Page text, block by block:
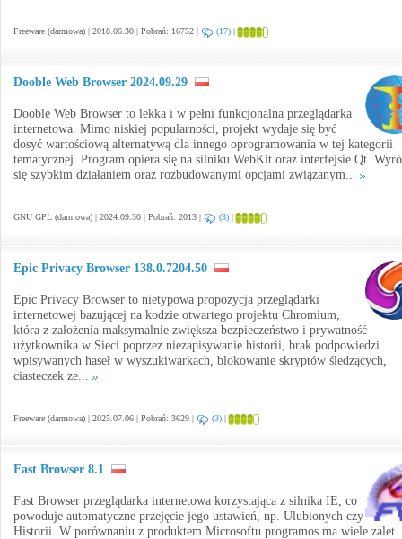
Freeware (darmowa) | 2018.06.30 | Pobrań: 16752 | (17) |
Dooble Web Browser 2024.09.29
Dooble Web Browser to lekka i w pełni funkcjonalna przeglądarka
internetowa. Mimo niskiej popularności, projekt wydaje się być
dosyć wartościową alternatywą dla innego oprogramowania w tej kategorii
tematycznej. Program opiera się na silniku WebKit oraz interfejsie Qt.
się szybkim działaniem oraz rozbudowanymi opcjami związanym...
GNU GPL (darmowa) | 2024.09.30 | Pobrań: 2013 | (3) |
Epic Privacy Browser 138.0.7204.50
Epic Privacy Browser to nietypowa propozycja przeglądarki
internetowej bazującej na kodzie otwartego projektu Chromium,
która z założenia maksymalnie zwiększa bezpieczeństwo i prywatność
użytkownika w Sieci poprzez niezapisywanie historii, brak podpowiedzi
wpisywanych haseł w wyszukiwarkach, blokowanie skryptów śledzących,
ciasteczek ze...
Freeware (darmowa) | 2025.07.06 | Pobrań: 3629 | (3) |
Fast Browser 8.1
Fast Browser przeglądarka internetowa korzystająca z silnika IE, co
powoduje automatyczne przejęcie jego ustawień, np. Ulubionych czy
Historii. W porównaniu z produktem Microsoftu programos ma wiele zalet.